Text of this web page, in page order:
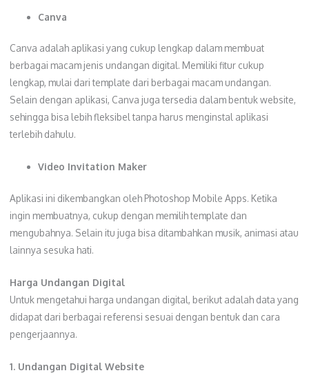
Canva
Canva adalah aplikasi yang cukup lengkap dalam membuat
berbagai macam jenis undangan digital. Memiliki fitur cukup
lengkap, mulai dari template dari berbagai macam undangan.
Selain dengan aplikasi, Canva juga tersedia dalam bentuk website,
sehingga bisa lebih fleksibel tanpa harus menginstal aplikasi
terlebih dahulu.
Video Invitation Maker
Aplikasi ini dikembangkan oleh Photoshop Mobile Apps. Ketika
ingin membuatnya, cukup dengan memilih template dan
mengubahnya. Selain itu juga bisa ditambahkan musik, animasi atau
lainnya sesuka hati.
Harga Undangan Digital
Untuk mengetahui harga undangan digital, berikut adalah data yang
didapat dari berbagai referensi sesuai dengan bentuk dan cara
pengerjaannya.
1. Undangan Digital Website